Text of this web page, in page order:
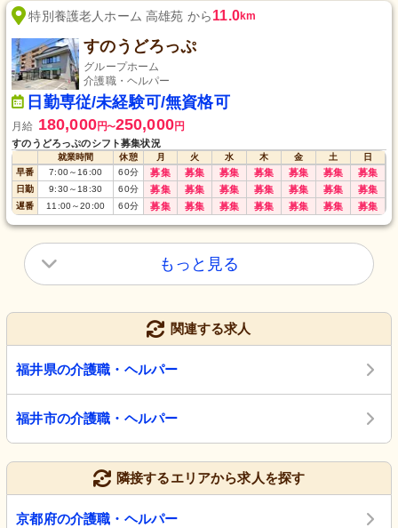
特別養護老人ホーム 高雄苑 から11.0km
すのうどろっぷ
グループホーム
介護職・ヘルパー
日勤専従/未経験可/無資格可
月給 180,000円〜250,000円
すのうどろっぷのシフト募集状況
就業時間 休憩 月 火 水 木 金 土
日
早番
7:00～16:00 60分 募集 募集 募集 募集 募集 募集 募集
日勤 9:30～18:30 60分 募集 募集 募集 募集 募集 募集 募集
遅番 11:00～20:00 60分 募集 募集 募集 募集 募集 募集 募集
もっと見る
関連する求人
福井県の介護職・ヘルパー
福井市の介護職・ヘルパー
隣接するエリアから求人を探す
京都府の介護職・ヘルパー